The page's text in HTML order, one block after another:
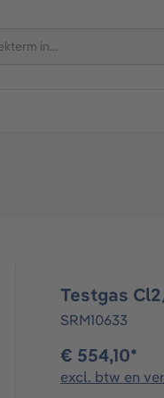
Testgas
SRM10633
€ 554,10*
excl. btw en